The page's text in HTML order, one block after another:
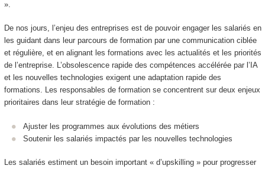
».
De nos jours, l’enjeu des entreprises est de pouvoir engager les salariés en
les guidant dans leur parcours de formation par une communication ciblée
et régulière, et en alignant les formations avec les actualités et les priorités
de l’entreprise. L’obsolescence rapide des compétences accélérée par l’IA
et les nouvelles technologies exigent une adaptation rapide des
formations. Les responsables de formation se concentrent sur deux enjeux
prioritaires dans leur stratégie de formation :
Ajuster les programmes aux évolutions des métiers
Soutenir les salariés impactés par les nouvelles technologies
Les salariés estiment un besoin important « d’upskilling » pour progresser